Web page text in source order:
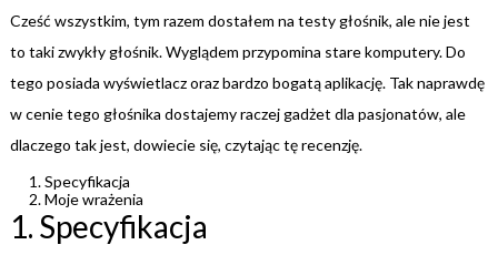
Cześć wszystkim, tym razem dostałem na testy głośnik, ale nie jest
to taki zwykły głośnik. Wyglądem przypomina stare komputery. Do
tego posiada wyświetlacz oraz bardzo bogatą aplikację. Tak naprawdę
w cenie tego głośnika dostajemy raczej gadżet dla pasjonatów, ale
dlaczego tak jest, dowiecie się, czytając tę recenzję.
Specyfikacja
Moje wrażenia
1. Specyfikacja